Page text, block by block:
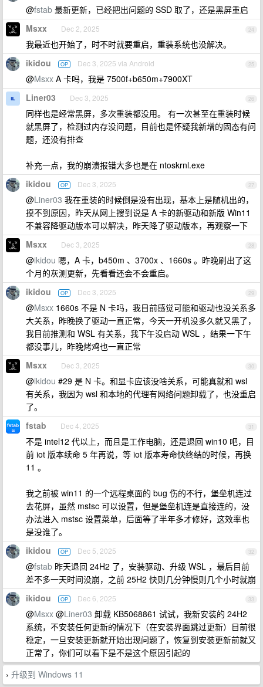
@fstab 最新更新，已经把出问题的 SSD 取了，还是黑屏重启
24
Msxx Dec 2, 2025
我最近也开始了，时不时就要重启，重装系统也没解决。
25
ikidou OP Dec 3, 2025 via Android
@Msxx A 卡吗，我是 7500f+b650m+7900XT
26
Liner03 Dec 3, 2025
同样也是经常黑屏，多次重装都没用。 有一次甚至在重装时候
就黑屏了，检测过内存没问题，目前也是怀疑我新增的固态有问
题，还没有排查
补充一点，我的崩溃报错大多也是在 ntoskrnl.exe
27
ikidou OP Dec 3, 2025
@Liner03 我在重装的时候倒是没有出现，基本上是随机出的，
摸不到原因，昨天从网上搜到说是 A 卡的新驱动和新版 Win11
不兼容降驱动版本可以解决，昨天降了驱动版本，再观察一下
28
Msxx Dec 3, 2025
@ikidou 嗯，A 卡，b450m 、3700x 、1660s 。昨晚刷出了这
个月的灰测更新，先看看还会不会重启。
29
ikidou OP Dec 3, 2025
@Msxx 1660s 不是 N 卡吗，我目前感觉可能和驱动也没关系多
大关系，昨晚换了驱动一直正常，今天一开机没多久就又黑了，
我目前推测和 WSL 有关系，我下午没启动 WSL ，结果一下午
都没事儿，昨晚烤鸡也一直正常
30
Msxx Dec 3, 2025
@ikidou #29 是 N 卡。和显卡应该没啥关系，可能真就和 wsl
有关系，我因为 wsl 和本地的代理有网络问题卸载了，也没重启
了。
31
fstab Dec 4, 2025
不是 intel12 代以上，而且是工作电脑，还是退回 win10 吧，目
前 iot 版本续命 5 年再说，等 iot 版本寿命快终结的时候，再换
11 。
我之前被 win11 的一个远程桌面的 bug 伤的不行，堡垒机连过
去花屏，虽然 mstsc 可以设置，但是堡垒机连是直接连的，没
办法进入 mstsc 设置菜单，后面等了半年多才修好，这效率也
是没谁了。
32
ikidou OP Dec 5, 2025
@fstab 昨天退回 24H2 了，安装驱动、升级 WSL ，最后目前
差不多一天时间没崩，之前 25H2 快则几分钟慢则几个小时就崩
33
ikidou OP Dec 6, 2025
@Msxx @Liner03 卸载 KB5068861 试试，我新安装的 24H2
系统，不安装任何更新的情况下（在安装界面跳过更新）目前很
稳定，一旦安装更新就开始出现问题了，恢复到安装更新前就又
正常了，你们可以看下是不是这个原因引起的
› 升级到 Windows 11